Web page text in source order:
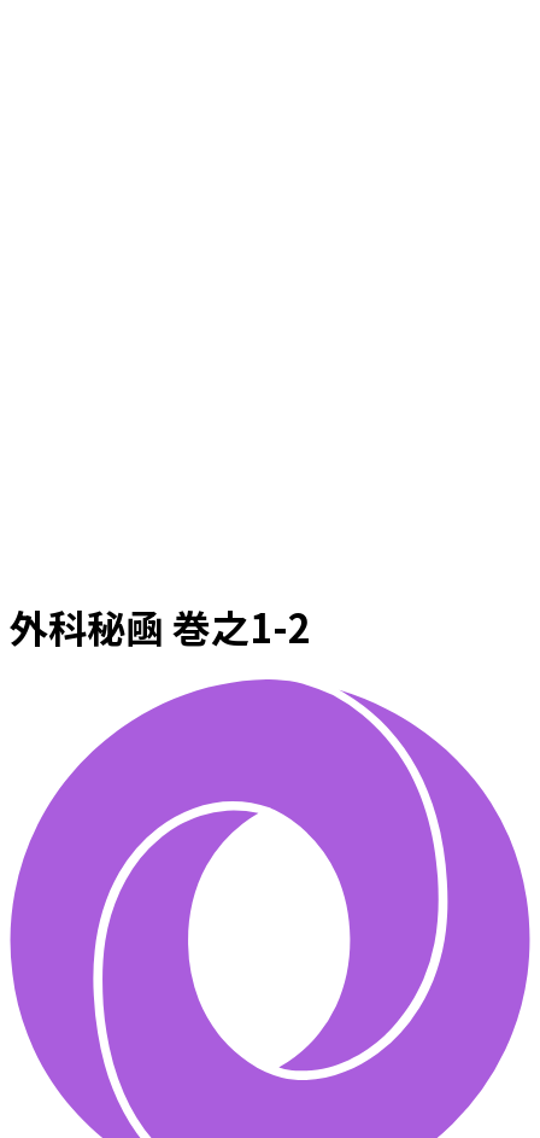
外科秘凾 巻之1-2